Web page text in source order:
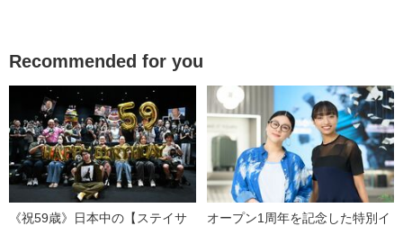
Recommended for you
《祝59歳》日本中の【ステイサ
オープン1周年を記念した特別イ